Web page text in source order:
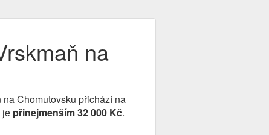
na
Chomutovsku přichází na
je přinejmenším 32 000 Kč.